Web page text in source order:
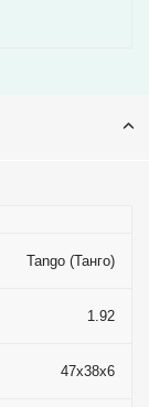
Tango (Танго)
1.92
47x38x6